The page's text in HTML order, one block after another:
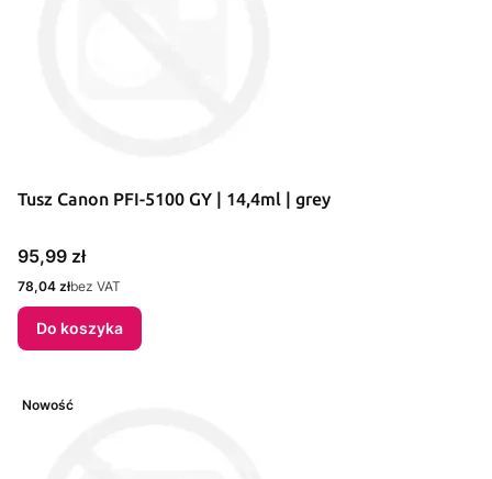
Tusz Canon PFI-5100 GY | 14,4ml | grey
Cena
95,99 zł
Cena
78,04 złbez VAT
Do koszyka
Nowość